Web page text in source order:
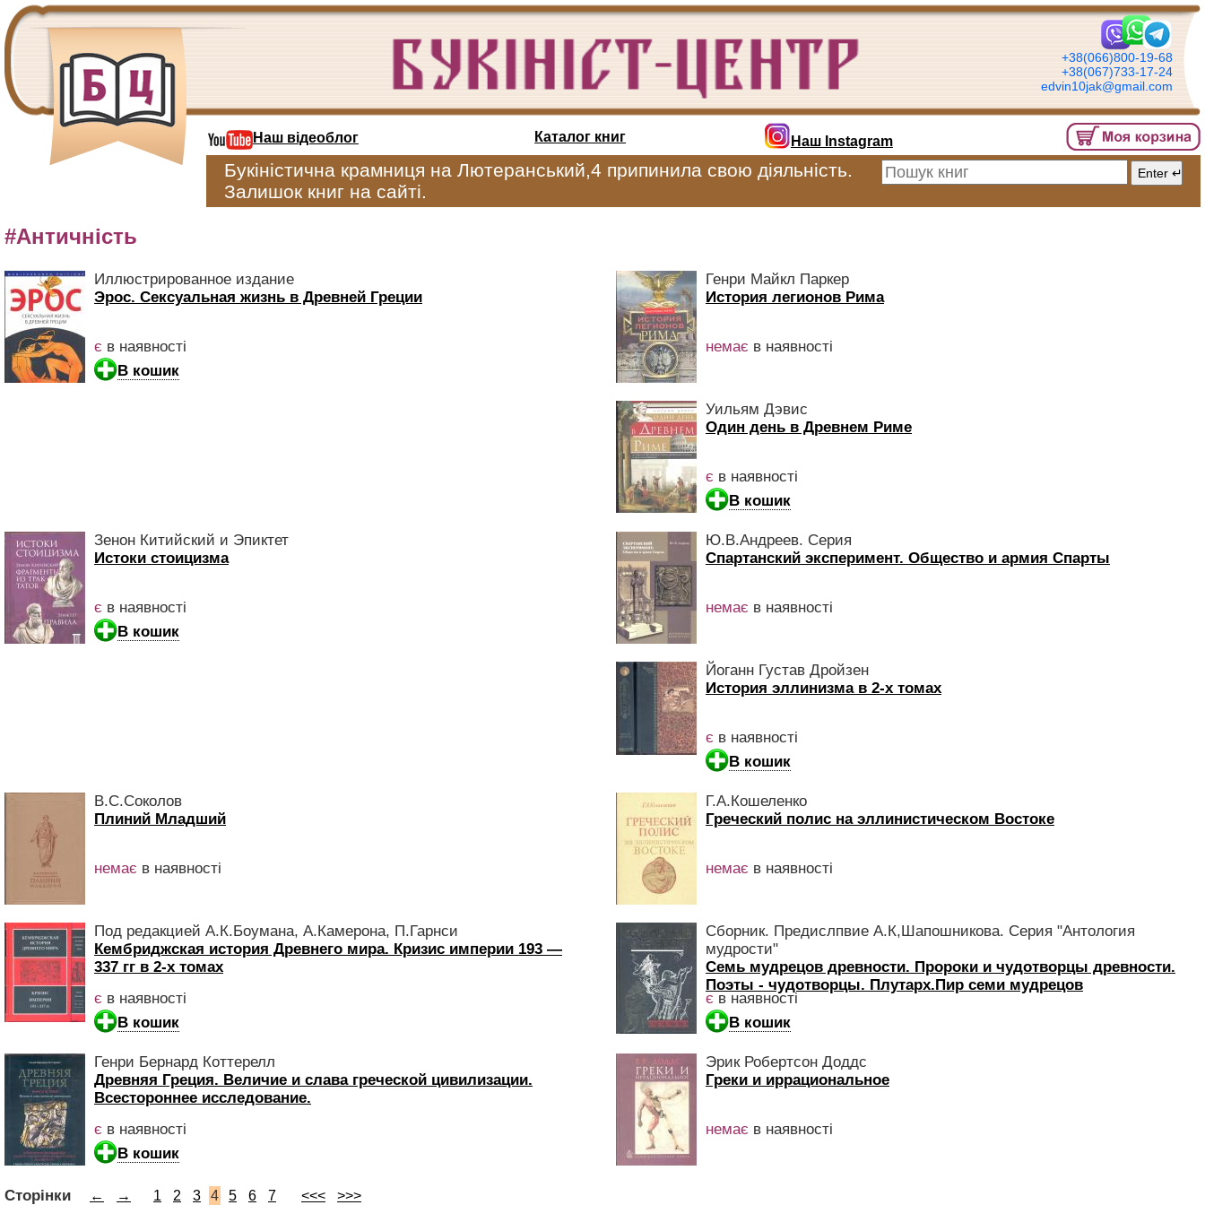
+38(066)800-19-68
+38(067)733-17-24
edvin10jak@gmail.com
Наш відеоблог Каталог книг Наш Instagram
Букіністична крамниця на Лютеранський,4 припинила свою діяльність.
Залишок книг на сайті.
#Античність
Иллюстрированное издание
Эрос. Сексуальная жизнь в Древней Греции
є в наявності
В кошик
Генри Майкл Паркер
История легионов Рима
немає в наявності
Уильям Дэвис
Один день в Древнем Риме
є в наявності
В кошик
Зенон Китийский и Эпиктет
Истоки стоицизма
є в наявності
В кошик
Ю.В.Андреев. Серия
Спартанский эксперимент. Общество и армия Спарты
немає в наявності
Йоганн Густав Дройзен
История эллинизма в 2-х томах
є в наявності
В кошик
В.С.Соколов
Плиний Младший
немає в наявності
Г.А.Кошеленко
Греческий полис на эллинистическом Востоке
немає в наявності
Под редакцией А.К.Боумана, А.Камерона, П.Гарнси
Кембриджская история Древнего мира. Кризис империи 193 —
337 гг в 2-х томах
є в наявності
В кошик
Сборник. Предислпвие А.К,Шапошникова. Серия "Антология
мудрости"
Семь мудрецов древности. Пророки и чудотворцы древности.
Поэты - чудотворцы. Плутарх.Пир семи мудрецов
є в наявності
В кошик
Генри Бернард Коттерелл
Древняя Греция. Величие и слава греческой цивилизации.
Всестороннее исследование.
є в наявності
В кошик
Эрик Робертсон Доддс
Греки и иррациональное
немає в наявності
Сторінки ← → 1 2 3 4 5 6 7 <<< >>>